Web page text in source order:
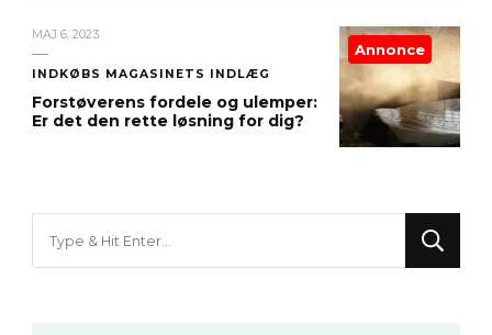
MAJ 6, 2023
INDKØBS MAGASINETS INDLÆG
Forstøverens fordele og ulemper:
Er det den rette løsning for dig?
Annonce